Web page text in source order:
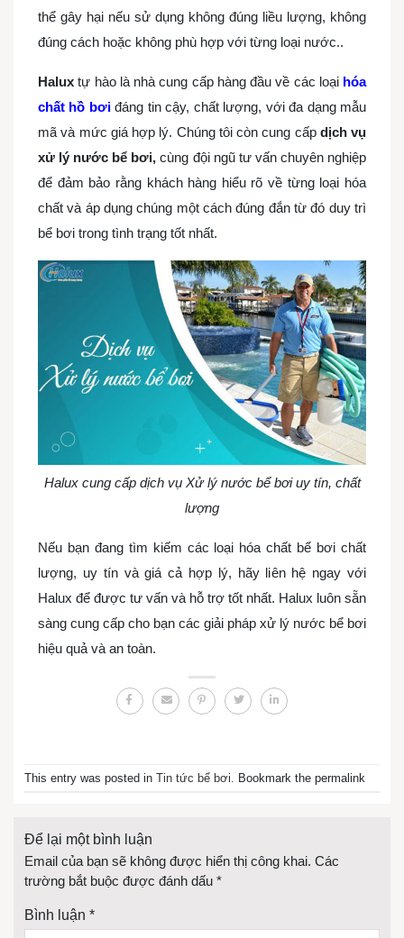
thể gây hại nếu sử dụng không đúng liều lượng, không
đúng cách hoặc không phù hợp với từng loại nước..
Haluxtự hào là nhà cung cấp hàng đầu về các loại hóa
chất hồ bơiđáng tin cậy, chất lượng, với đa dạng mẫu
mã và mức giá hợp lý. Chúng tôi còn cung cấp dịch vụ
xử lý nước bể bơi, cùng đội ngũ tư vấn chuyên nghiệp
để đảm bảo rằng khách hàng hiểu rõ về từng loại hóa
chất và áp dụng chúng một cách đúng đắn từ đó duy trì
bể bơi trong tình trạng tốt nhất.
Halux cung cấp dịch vụ Xử lý nước bể bơi uy tín, chất
lượng
Nếu bạn đang tìm kiếm các loại hóa chất bể bơi chất
lượng, uy tín và giá cả hợp lý, hãy liên hệ ngay với
Halux để được tư vấn và hỗ trợ tốt nhất. Halux luôn sẵn
sàng cung cấp cho bạn các giải pháp xử lý nước bể bơi
hiệu quả và an toàn.
This entry was posted in Tin tức bể bơi. Bookmark the permalink
Để lại một bình luận
Email của bạn sẽ không được hiển thị công khai. Các
trường bắt buộc được đánh dấu *
Bình luận *